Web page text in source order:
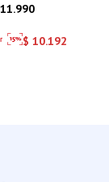
11.990
$ 10.192